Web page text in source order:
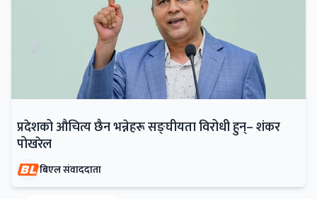
प्रदेशको औचित्य छैन भन्नेहरू सङ्घीयता विरोधी हुन्– शंकर
पोखरेल
बिएल संवाददाता